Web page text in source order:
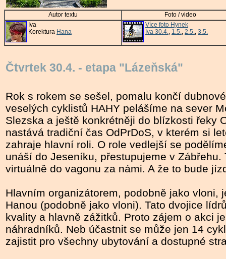
Autor textu
Foto / video
Iva
Korektura Hana
Více foto Hynek
Iva 30.4., 1.5., 2.5., 3.5.
Čtvrtek 30.4. - etapa "Lázeňská"
Rok s rokem se sešel, pomalu končí
veselých cyklistů HAHY pelášíme na sever
Slezska a ještě konkrétněji do blízkosti řeky
nastává tradiční čas OdPrDoS, v kterém si
zahraje hlavní roli. O role vedlejší se
unáší do Jeseníku, přestupujeme v
virtuálně do vagonu za námi. A že to bude
Hlavním organizátorem, podobně jako vloni,
Hanou (podobně jako vloni). Tato dvojice
kvality a hlavně zážitků. Proto zájem o akci
náhradníků. Neb účastnit se může jen 14
zajistit pro všechny ubytování a dostupné